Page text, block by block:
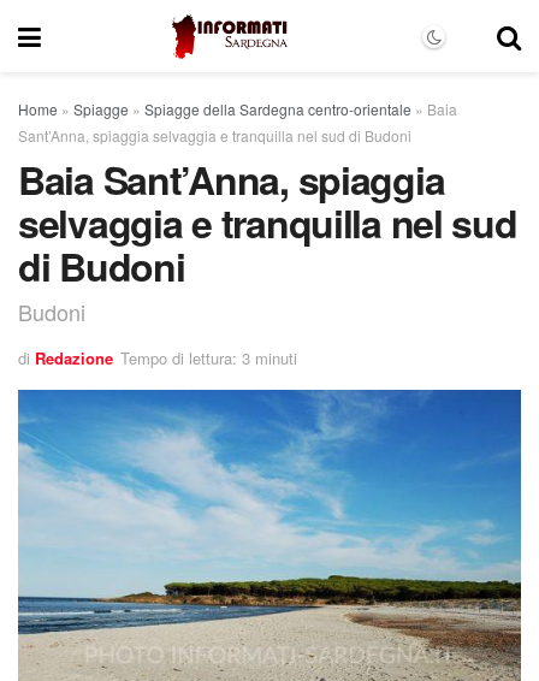
Home » Spiagge » Spiagge della Sardegna centro-orientale » Baia
Sant’Anna, spiaggia selvaggia e tranquilla nel sud di Budoni
Baia Sant’Anna, spiaggia
selvaggia e tranquilla nel sud
di Budoni
Budoni
di Redazione Tempo di lettura: 3 minuti